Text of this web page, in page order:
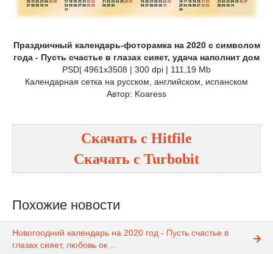
Праздничный календарь-фоторамка на 2020 с символом
года - Пусть счастье в глазах сияет, удача наполнит дом
PSD| 4961x3508 | 300 dpi | 111,19 Mb
Календарная сетка на русском, английском, испанском
Автор: Koaress
Скачать с Hitfile
Скачать с Turbobit
Похожие новости
Новогоодний календарь на 2020 год - Пусть счастье в
глазах сияет, любовь ок ...